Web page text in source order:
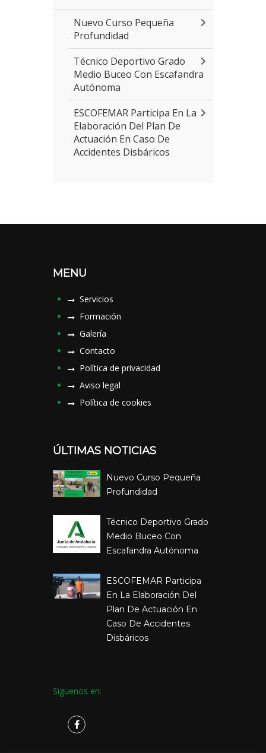
Nuevo Curso Pequeña
Profundidad
Técnico Deportivo Grado
Medio Buceo Con Escafandra
Autónoma
ESCOFEMAR Participa En La
Elaboración Del Plan De
Actuación En Caso De
Accidentes Disbáricos
MENU
Servicios
Formación
Galería
Contacto
Política de privacidad
Aviso legal
Política de cookies
ÚLTIMAS NOTICIAS
Nuevo Curso Pequeña
Profundidad
Técnico Deportivo Grado
Medio Buceo Con
Escafandra Autónoma
ESCOFEMAR Participa
En La Elaboración Del
Plan De Actuación En
Caso De Accidentes
Disbáricos
Siguenos en: